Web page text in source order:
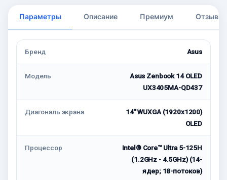
Параметры Описание Премиум Отзывы
Бренд Asus
Модель
Asus Zenbook 14 OLED
UX3405MA-QD437
Диагональ экрана
14" WUXGA (1920x1200)
OLED
Процессор
Intel® Core™ Ultra 5-125H
(1.2GHz - 4.5GHz) (14-
ядер; 18-потоков)